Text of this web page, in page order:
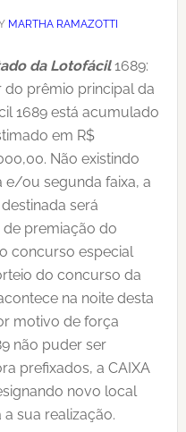
MARTHA RAMAZOTTI
da Lotofácil1689:
do prêmio principal da
1689 está acumulado
em R$
Não existindo
e/ou segunda faixa, a
será
premiação do
concurso especial
do concurso da
na noite desta
motivo de força
não puder ser
prefixados, a CAIXA
novo local
sua realização.